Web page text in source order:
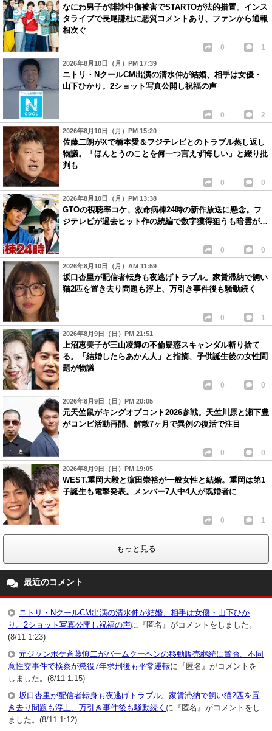
なにわ男子が誹謗中傷被害でSTARTOが法的措置。インス
タライブで長尾謙杜に悪質コメントあり、ファンから通報
相次ぐ
0 1
2026年8月10日（月）PM 17:39
ニトリ・NクールCM出演の清水伸が結婚、相手は女優・
山下ひかり。2ショット写真公開し祝福の声
0 2
2026年8月10日（月）PM 15:20
佐藤二朗がXで橋本愛＆フジテレビとのトラブル蒸し返し
物議。「ほんとうのことを何一つ言えず悔しい」と綴り批
判も
0 0
2026年8月10日（月）PM 13:38
GTOの視聴率コケ、救命病棟24時の新作放送に懸念。フ
ジテレビが過去ヒット作の続編で数字獲得狙うも暗雲が…
0 0
2026年8月10日（月）AM 11:59
坂口杏里が配信者転身も夜逃げトラブル。家賃滞納で飼い
猫2匹を置き去り問題も浮上、万引き事件後も騒動続く
0 1
2026年8月9日（日）PM 21:51
上沼恵美子が三山凌輝の不倫疑惑スキャンダル斬り捨て
る。「結婚したらあかん人」と指摘、子供誕生後の女性問
題が物議
0 0
2026年8月9日（日）PM 20:05
元天竺鼠がキングオブコント2026参戦。天竺川原と瀬下豊
がコンビ活動再開、解散7ヶ月で異例の復活で注目
0 0
2026年8月9日（日）PM 19:05
WEST.重岡大毅と濵田崇裕が一般女性と結婚。重岡は第1
子誕生も電撃発表。メンバー7人中4人が既婚者に
0 1
もっと見る
最近のコメント
ニトリ・NクールCM出演の清水伸が結婚、相手は女優・山下ひか
り。2ショット写真公開し祝福の声に『匿名』がコメントをしました。
(8/11 1:23)
元ジャンポケ斉藤慎二がバームクーヘンの移動販売継続に賛否。不同
意性交事件で検察が懲役7年求刑後も平常運転に『匿名』がコメントを
しました。(8/11 1:15)
坂口杏里が配信者転身も夜逃げトラブル。家賃滞納で飼い猫2匹を置
き去り問題も浮上、万引き事件後も騒動続く に『匿名』がコメントをし
ました。(8/11 1:12)